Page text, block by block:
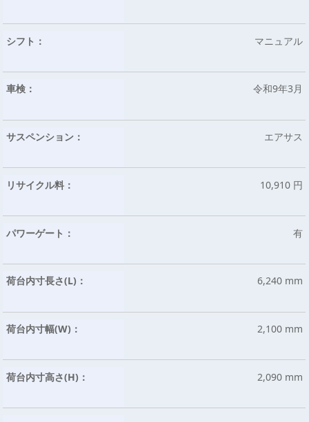
シフト： マニュアル
車検： 令和9年3月
サスペンション： エアサス
リサイクル料： 10,910 円
パワーゲート： 有
荷台内寸長さ(L)： 6,240 mm
荷台内寸幅(W)： 2,100 mm
荷台内寸高さ(H)： 2,090 mm